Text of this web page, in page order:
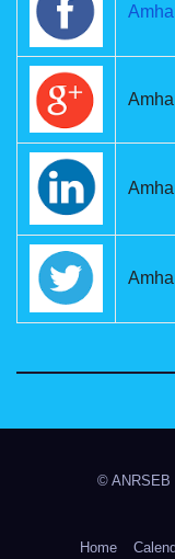
© ANRSEB
Home